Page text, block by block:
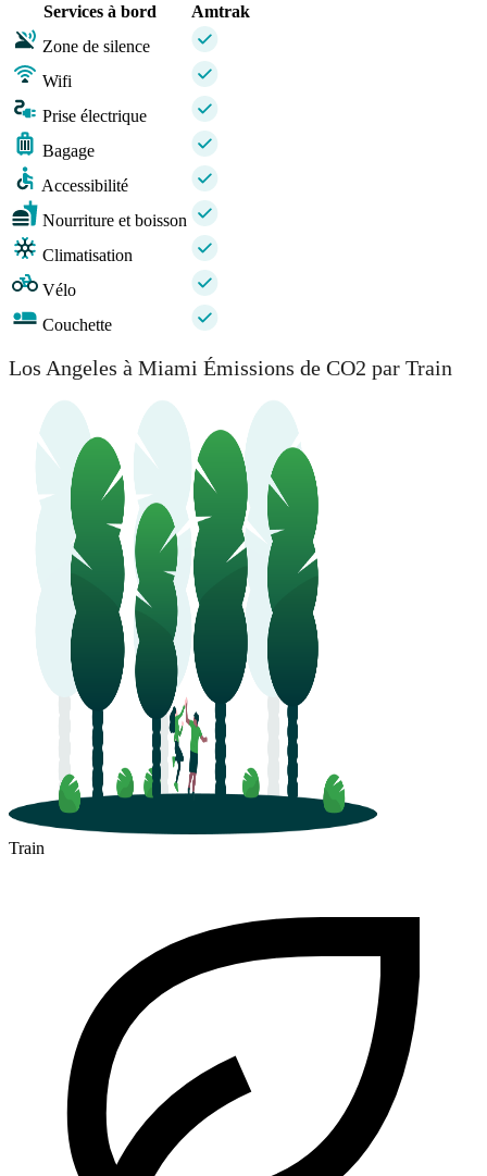
Services à bord
Amtrak
Zone de silence
Wifi
Prise électrique
Bagage
Accessibilité
Nourriture et boisson
Climatisation
Vélo
Couchette
Los Angeles à Miami Émissions de CO2 par Train
Train